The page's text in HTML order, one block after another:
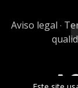
Aviso legal ·